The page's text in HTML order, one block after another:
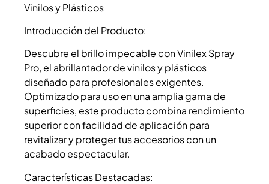
Vinilos y Plásticos
Introducción del Producto:
Descubre el brillo impecable con Vinilex Spray
Pro, el abrillantador de vinilos y plásticos
diseñado para profesionales exigentes.
Optimizado para uso en una amplia gama de
superficies, este producto combina rendimiento
superior con facilidad de aplicación para
revitalizar y proteger tus accesorios con un
acabado espectacular.
Características Destacadas: